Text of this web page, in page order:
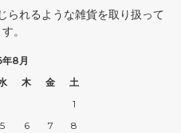
られるような雑貨を取り扱って
。
8月
木 金
土
1
5 6 7
8